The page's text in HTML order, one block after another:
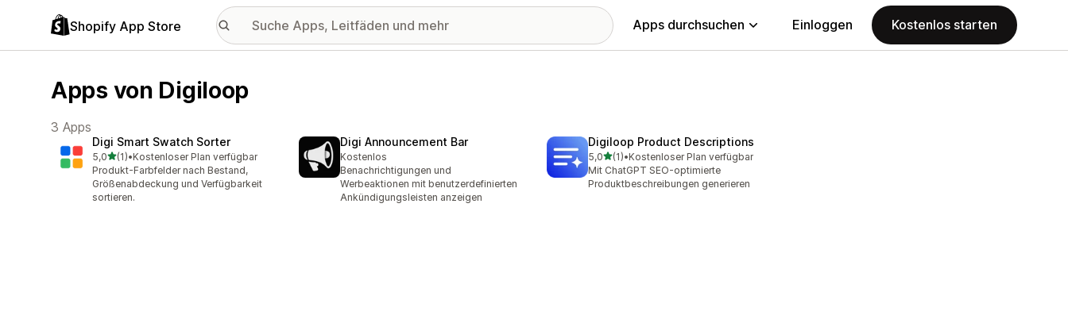
Shopify App Store Apps durchsuchen Einloggen Kostenlos starten
Apps von Digiloop
3 Apps
Digi Smart Swatch Sorter
5,0von 5 Sternen
(1)
1 Rezensionen insgesamt
•Kostenloser Plan verfügbar
Produkt-Farbfelder nach Bestand,
Größenabdeckung und Verfügbarkeit
sortieren.
Digi Announcement Bar
Kostenlos
Benachrichtigungen und
Werbeaktionen mit benutzerdefinierten
Ankündigungsleisten anzeigen
Digiloop Product Descriptions
5,0von 5 Sternen
(1)
1 Rezensionen insgesamt
•Kostenloser Plan verfügbar
Mit ChatGPT SEO-optimierte
Produktbeschreibungen generieren